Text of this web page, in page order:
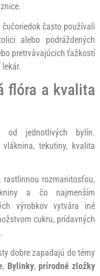
často používali
alebo podráždených
pretrvávajúcich ťažkostí
flóra a kvalita
od jednotlivých bylín.
tekutiny, kvalita
rozmanitosťou,
a čo najmenším
výrobkov vytvára iné
cukru, prídavných
dobre zapadajú do témy
, Bylinky, prírodné zložky